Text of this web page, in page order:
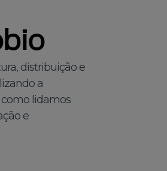
distribuição e
a
lidamos
e